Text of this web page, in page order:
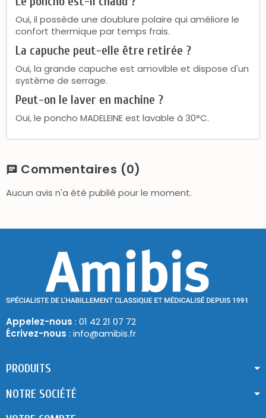
Oui, il possède une doublure polaire qui améliore le
confort thermique par temps frais.
La capuche peut-elle être retirée ?
Oui, la grande capuche est amovible et dispose d'un
système de serrage.
Peut-on le laver en machine ?
Oui, le poncho MADELEINE est lavable à 30°C.
chat Commentaires (0)
Aucun avis n'a été publié pour le moment.
Appelez-nous : 01 42 21 07 72
Écrivez-nous : info@amibis.fr
PRODUITS
NOTRE SOCIÉTÉ